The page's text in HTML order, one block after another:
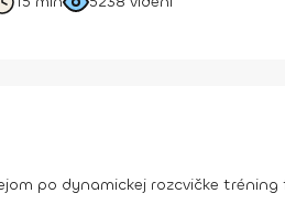
po dynamickej rozcvičke